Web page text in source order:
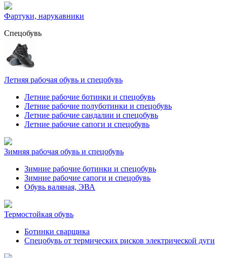
Фартуки, нарукавники
Спецобувь
Летняя рабочая обувь и спецобувь
Летние рабочие ботинки и спецобувь
Летние рабочие полуботинки и спецобувь
Летние рабочие сандалии и спецобувь
Летние рабочие сапоги и спецобувь
Зимняя рабочая обувь и спецобувь
Зимние рабочие ботинки и спецобувь
Зимние рабочие сапоги и спецобувь
Обувь валяная, ЭВА
Термостойкая обувь
Ботинки сварщика
Спецобувь от термических рисков электрической дуги